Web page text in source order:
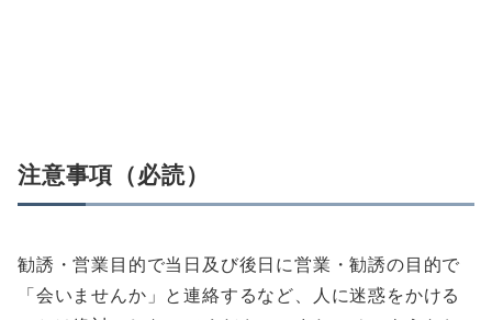
注意事項（必読）
勧誘・営業目的で当日及び後日に営業・勧誘の目的で
「会いませんか」と連絡するなど、人に迷惑をかける